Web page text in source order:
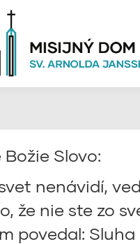
Božie Slovo:
nenávidí,
že nie ste zo
povedal: